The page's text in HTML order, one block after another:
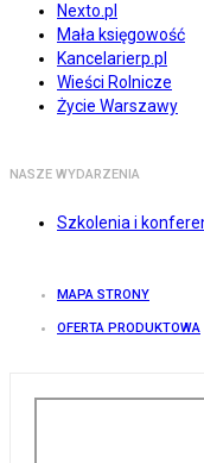
Nexto.pl
Mała księgowość
Kancelarierp.pl
Wieści Rolnicze
Życie Warszawy
NASZE WYDARZENIA
Szkolenia i
MAPA STRONY
OFERTA PRODUKTOWA